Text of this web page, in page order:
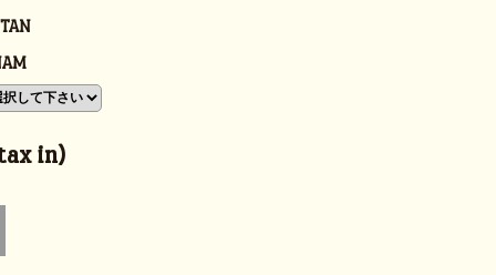
in)